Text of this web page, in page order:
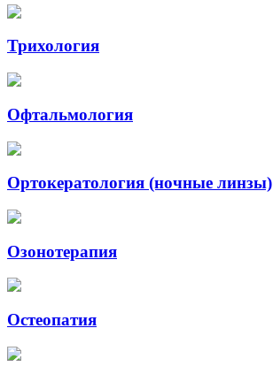
Трихология
Офтальмология
Ортокератология (ночные линзы)
Озонотерапия
Остеопатия